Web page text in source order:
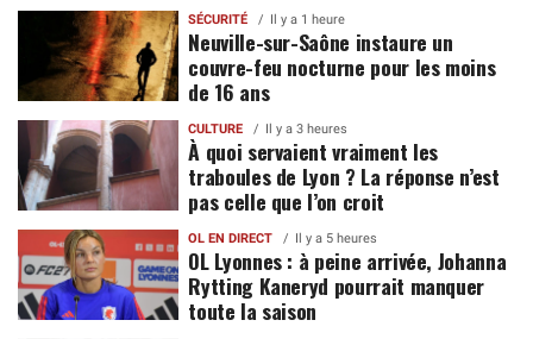
SÉCURITÉ Il y a 1 heure
Neuville-sur-Saône instaure un
couvre-feu nocturne pour les moins
de 16 ans
CULTURE Il y a 3 heures
À quoi servaient vraiment les
traboules de Lyon ? La réponse n’est
pas celle que l’on croit
OL EN DIRECT Il y a 5 heures
OL Lyonnes : à peine arrivée, Johanna
Rytting Kaneryd pourrait manquer
toute la saison